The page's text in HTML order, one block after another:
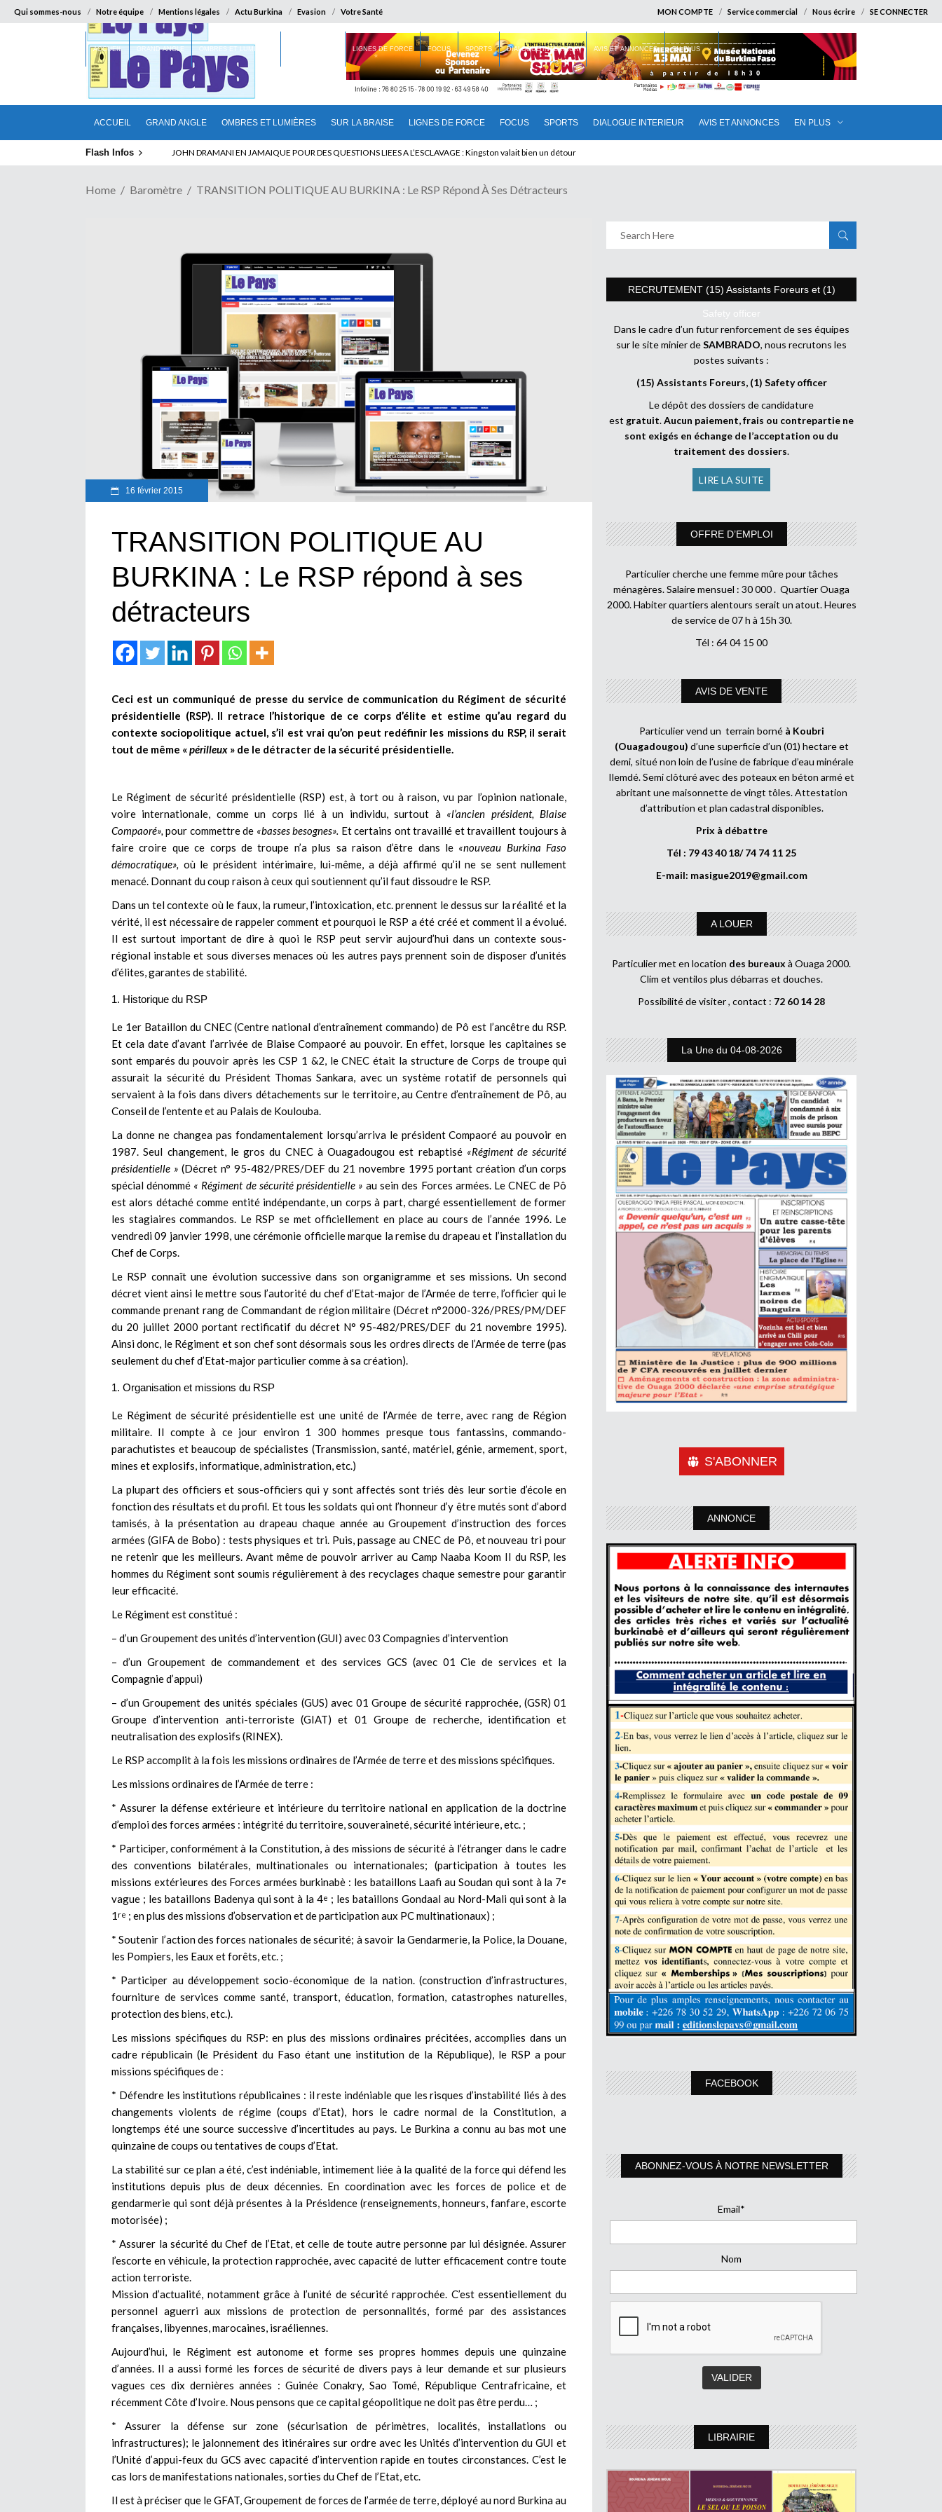
Qui sommes-nous Notre équipe Mentions légales Actu Burkina Evasion Votre Santé MON COMPTE Service commercial Nous écrire SE CONNECTER
ACCUEIL GRAND ANGLE OMBRES ET LUMIÈRES SUR LA BRAISE LIGNES DE FORCE FOCUS SPORTS DIALOGUE INTERIEUR AVIS ET ANNONCES EN PLUS
ACCUEIL GRAND ANGLE OMBRES ET LUMIÈRES LIGNES DE FORCE FOCUS SPORTS DIALOGUE INTERIEUR AVIS ET ANNONCES EN PLUS
Flash Infos JOHN DRAMANI EN JAMAIQUE POUR DES QUESTIONS LIEES A L’ESCLAVAGE : Kingston valait bien un détour
Home Baromètre TRANSITION POLITIQUE AU BURKINA : Le RSP Répond À Ses Détracteurs
16 février 2015
TRANSITION POLITIQUE AU
BURKINA : Le RSP répond à ses
détracteurs
Ceci est un communiqué de presse du service de communication du Régiment de sécurité
présidentielle (RSP). Il retrace l’historique de ce corps d’élite et estime qu’au regard du
contexte sociopolitique actuel, s’il est vrai qu’on peut redéfinir les missions du RSP, il serait
tout de même «périlleux » de le détracter de la sécurité présidentielle.
Le Régiment de sécurité présidentielle (RSP) est, à tort ou à raison, vu par l’opinion nationale,
voire internationale, comme un corps lié à un individu, surtout à «l’ancien président, Blaise
Compaoré», pour commettre de «basses besognes». Et certains ont travaillé et travaillent toujours à
faire croire que ce corps de troupe n’a plus sa raison d’être dans le «nouveau Burkina Faso
démocratique», où le président intérimaire, lui-même, a déjà affirmé qu’il ne se sent nullement
menacé. Donnant du coup raison à ceux qui soutiennent qu’il faut dissoudre le RSP.
Dans un tel contexte où le faux, la rumeur, l’intoxication, etc. prennent le dessus sur la réalité et la
vérité, il est nécessaire de rappeler comment et pourquoi le RSP a été créé et comment il a évolué.
Il est surtout important de dire à quoi le RSP peut servir aujourd’hui dans un contexte sous-
régional instable et sous diverses menaces où les autres pays prennent soin de disposer d’unités
d’élites, garantes de stabilité.
Historique du RSP
Le 1er Bataillon du CNEC (Centre national d’entraînement commando) de Pô est l’ancêtre du RSP.
Et cela date d’avant l’arrivée de Blaise Compaoré au pouvoir. En effet, lorsque les capitaines se
sont emparés du pouvoir après les CSP 1 &2, le CNEC était la structure de Corps de troupe qui
assurait la sécurité du Président Thomas Sankara, avec un système rotatif de personnels qui
servaient à la fois dans divers détachements sur le territoire, au Centre d’entraînement de Pô, au
Conseil de l’entente et au Palais de Koulouba.
La donne ne changea pas fondamentalement lorsqu’arriva le président Compaoré au pouvoir en
1987. Seul changement, le gros du CNEC à Ouagadougou est rebaptisé «Régiment de sécurité
présidentielle » (Décret n° 95-482/PRES/DEF du 21 novembre 1995 portant création d’un corps
spécial dénommé « Régiment de sécurité présidentielle » au sein des Forces armées. Le CNEC de Pô
est alors détaché comme entité indépendante, un corps à part, chargé essentiellement de former
les stagiaires commandos. Le RSP se met officiellement en place au cours de l’année 1996. Le
vendredi 09 janvier 1998, une cérémonie officielle marque la remise du drapeau et l’installation du
Chef de Corps.
Le RSP connaît une évolution successive dans son organigramme et ses missions. Un second
décret vient ainsi le mettre sous l’autorité du chef d’Etat-major de l’Armée de terre, l’officier qui le
commande prenant rang de Commandant de région militaire (Décret n°2000-326/PRES/PM/DEF
du 20 juillet 2000 portant rectificatif du décret N° 95-482/PRES/DEF du 21 novembre 1995).
Ainsi donc, le Régiment et son chef sont désormais sous les ordres directs de l’Armée de terre (pas
seulement du chef d’Etat-major particulier comme à sa création).
Organisation et missions du RSP
Le Régiment de sécurité présidentielle est une unité de l’Armée de terre, avec rang de Région
militaire. Il compte à ce jour environ 1 300 hommes presque tous fantassins, commando-
parachutistes et beaucoup de spécialistes (Transmission, santé, matériel, génie, armement, sport,
mines et explosifs, informatique, administration, etc.)
La plupart des officiers et sous-officiers qui y sont affectés sont triés dès leur sortie d’école en
fonction des résultats et du profil. Et tous les soldats qui ont l’honneur d’y être mutés sont d’abord
tamisés, à la présentation au drapeau chaque année au Groupement d’instruction des forces
armées (GIFA de Bobo) : tests physiques et tri. Puis, passage au CNEC de Pô, et nouveau tri pour
ne retenir que les meilleurs. Avant même de pouvoir arriver au Camp Naaba Koom II du RSP, les
hommes du Régiment sont soumis régulièrement à des recyclages chaque semestre pour garantir
leur efficacité.
Le Régiment est constitué :
– d’un Groupement des unités d’intervention (GUI) avec 03 Compagnies d’intervention
– d’un Groupement de commandement et des services GCS (avec 01 Cie de services et la
Compagnie d’appui)
– d’un Groupement des unités spéciales (GUS) avec 01 Groupe de sécurité rapprochée, (GSR) 01
Groupe d’intervention anti-terroriste (GIAT) et 01 Groupe de recherche, identification et
neutralisation des explosifs (RINEX).
Le RSP accomplit à la fois les missions ordinaires de l’Armée de terre et des missions spécifiques.
Les missions ordinaires de l’Armée de terre :
* Assurer la défense extérieure et intérieure du territoire national en application de la doctrine
d’emploi des forces armées : intégrité du territoire, souveraineté, sécurité intérieure, etc. ;
* Participer, conformément à la Constitution, à des missions de sécurité à l’étranger dans le cadre
des conventions bilatérales, multinationales ou internationales; (participation à toutes les
missions extérieures des Forces armées burkinabè : les bataillons Laafi au Soudan qui sont à la 7e
vague ; les bataillons Badenya qui sont à la 4e ; les bataillons Gondaal au Nord-Mali qui sont à la
1re ; en plus des missions d’observation et de participation aux PC multinationaux) ;
* Soutenir l’action des forces nationales de sécurité; à savoir la Gendarmerie, la Police, la Douane,
les Pompiers, les Eaux et forêts, etc. ;
* Participer au développement socio-économique de la nation. (construction d’infrastructures,
fourniture de services comme santé, transport, éducation, formation, catastrophes naturelles,
protection des biens, etc.).
Les missions spécifiques du RSP: en plus des missions ordinaires précitées, accomplies dans un
cadre républicain (le Président du Faso étant une institution de la République), le RSP a pour
missions spécifiques de :
* Défendre les institutions républicaines : il reste indéniable que les risques d’instabilité liés à des
changements violents de régime (coups d’Etat), hors le cadre normal de la Constitution, a
longtemps été une source successive d’incertitudes au pays. Le Burkina a connu au bas mot une
quinzaine de coups ou tentatives de coups d’Etat.
La stabilité sur ce plan a été, c’est indéniable, intimement liée à la qualité de la force qui défend les
institutions depuis plus de deux décennies. En coordination avec les forces de police et de
gendarmerie qui sont déjà présentes à la Présidence (renseignements, honneurs, fanfare, escorte
motorisée) ;
* Assurer la sécurité du Chef de l’Etat, et celle de toute autre personne par lui désignée. Assurer
l’escorte en véhicule, la protection rapprochée, avec capacité de lutter efficacement contre toute
action terroriste.
Mission d’actualité, notamment grâce à l’unité de sécurité rapprochée. C’est essentiellement du
personnel aguerri aux missions de protection de personnalités, formé par des assistances
françaises, libyennes, marocaines, israéliennes.
Aujourd’hui, le Régiment est autonome et forme ses propres hommes depuis une quinzaine
d’années. Il a aussi formé les forces de sécurité de divers pays à leur demande et sur plusieurs
vagues ces dix dernières années : Guinée Conakry, Sao Tomé, République Centrafricaine, et
récemment Côte d’Ivoire. Nous pensons que ce capital géopolitique ne doit pas être perdu… ;
* Assurer la défense sur zone (sécurisation de périmètres, localités, installations ou
infrastructures); le jalonnement des itinéraires sur ordre avec les Unités d’intervention du GUI et
l’Unité d’appui-feux du GCS avec capacité d’intervention rapide en toutes circonstances. C’est le
cas lors de manifestations nationales, sorties du Chef de l’Etat, etc.
Il est à préciser que le GFAT, Groupement de forces de l’armée de terre, déployé au nord Burkina au
RECRUTEMENT (15) Assistants Foreurs et (1)
Safety officer
Dans le cadre d’un futur renforcement de ses équipes
sur le site minier deSAMBRADO, nous recrutons les
postes suivants :
(15) Assistants Foreurs, (1) Safety officer
Le dépôt des dossiers de candidature
est gratuit.Aucun paiement, frais ou contrepartie ne
sont exigés en échange de l’acceptation ou du
traitement des dossiers.
LIRE LA SUITE
OFFRE D’EMPLOI
Particulier cherche une femme mûre pour tâches
ménagères. Salaire mensuel : 30 000 . Quartier Ouaga
2000. Habiter quartiers alentours serait un atout. Heures
de service de 07 h à 15h 30.
Tél : 64 04 15 00
AVIS DE VENTE
Particulier vend un terrain borné à Koubri
(Ouagadougou) d’une superficie d’un (01) hectare et
demi, situé non loin de l’usine de fabrique d’eau minérale
Ilemdé. Semi clôturé avec des poteaux en béton armé et
abritant une maisonnette de vingt tôles. Attestation
d’attribution et plan cadastral disponibles.
Prix à débattre
Tél : 79 43 40 18/ 74 74 11 25
E-mail: masigue2019@gmail.com
A LOUER
Particulier met en location des bureaux à Ouaga 2000.
Clim et ventilos plus débarras et douches.
Possibilité de visiter , contact : 72 60 14 28
La Une du 04-08-2026
S'ABONNER
ANNONCE
FACEBOOK
ABONNEZ-VOUS À NOTRE NEWSLETTER
Email*
Nom
LIBRAIRIE